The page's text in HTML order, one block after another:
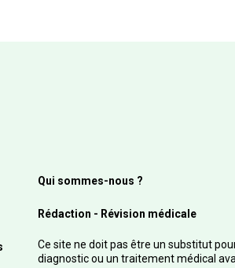
Qui sommes-nous ?
Rédaction - Révision médicale
Ce site ne doit pas être un substitut
diagnostic ou un traitement médical